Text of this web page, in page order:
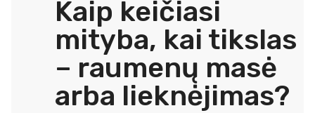
Kaip keičiasi
mityba, kai tikslas
– raumenų masė
arba lieknėjimas?